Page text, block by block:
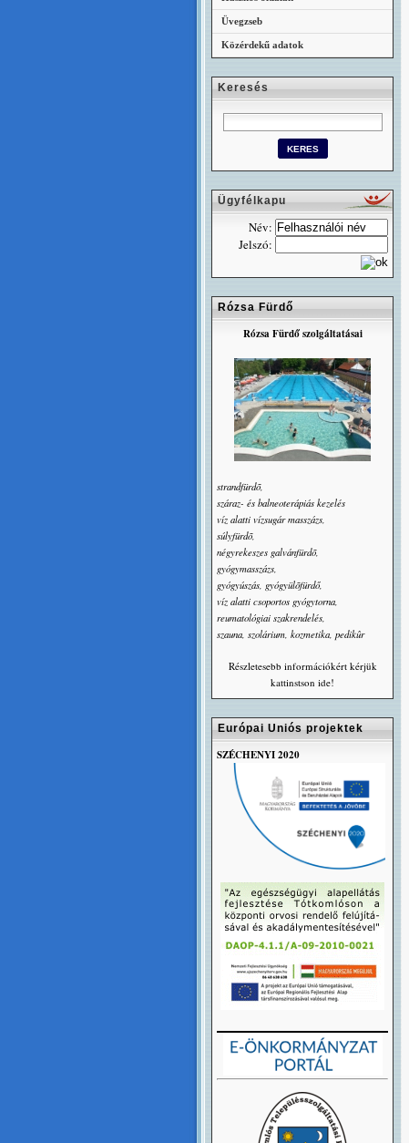
Üvegzseb
Közérdekű adatok
Keresés
Ügyfélkapu
Név:
Jelszó:
Rózsa Fürdő
Rózsa Fürdő szolgáltatásai
strandfürdõ,
száraz- és balneoterápiás kezelés
víz alatti vízsugár masszázs,
súlyfürdõ,
négyrekeszes galvánfürdõ,
gyógymasszázs,
gyógyúszás, gyógyülõfürdő,
víz alatti csoportos gyógytorna,
reumatológiai szakrendelés,
szauna, szolárium, kozmetika, pedikûr
Részletesebb információkért kérjük
kattinstson ide!
Európai Uniós projektek
SZÉCHENYI 2020